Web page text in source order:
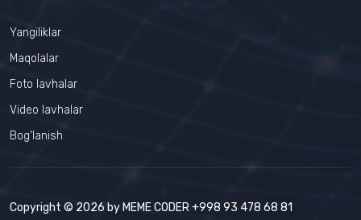
Yangiliklar
Maqolalar
Foto lavhalar
Video lavhalar
Bog'lanish
Copyright © 2026 by MEME CODER+998 93 478 68 81